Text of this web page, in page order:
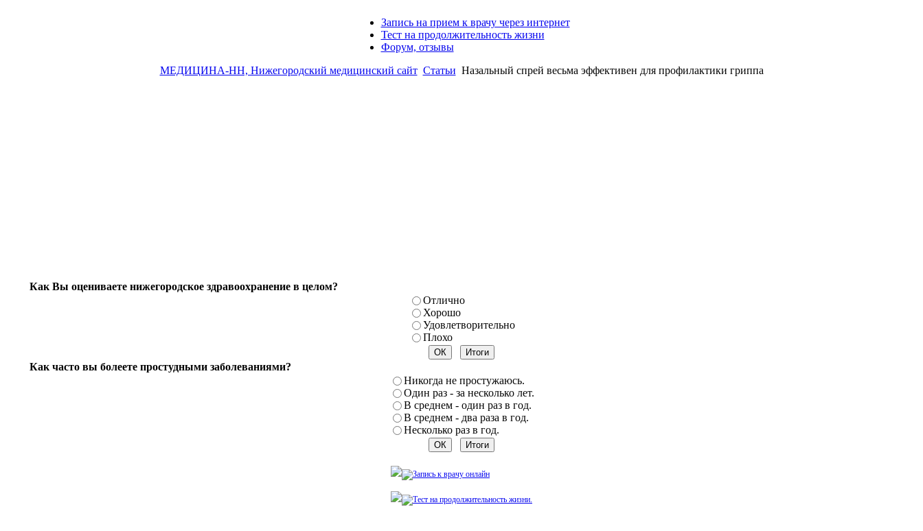
Запись на прием к врачу через интернет
Тест на продолжительность жизни
Форум, отзывы
МЕДИЦИНА-НН, Нижегородский медицинский сайт Статьи Назальный спрей весьма эффективен для профилактики гриппа
Как Вы оцениваете нижегородское здравоохранение в целом?
Отлично
Хорошо
Удовлетворительно
Плохо
Как часто вы болеете простудными заболеваниями?
Никогда не простужаюсь.
Один раз - за несколько лет.
В среднем - один раз в год.
В среднем - два раза в год.
Несколько раз в год.